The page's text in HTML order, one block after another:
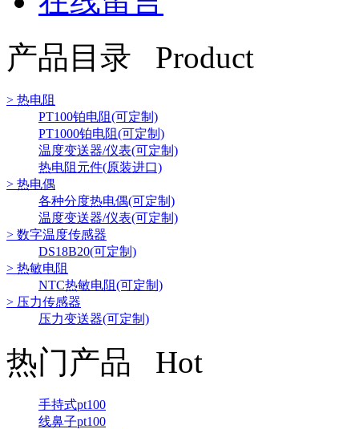
产品目录 Product
> 热电阻
PT100铂电阻(可定制)
PT1000铂电阻(可定制)
温度变送器/仪表(可定制)
热电阻元件(原装进口)
> 热电偶
各种分度热电偶(可定制)
温度变送器/仪表(可定制)
> 数字温度传感器
DS18B20(可定制)
> 热敏电阻
NTC热敏电阻(可定制)
> 压力传感器
压力变送器(可定制)
热门产品 Hot
手持式pt100
线鼻子pt100